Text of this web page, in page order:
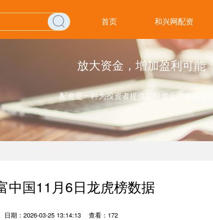
首页 和兴网配资
放大资金，增加盈利可能
配资是一种为投资者提供杠杆资金的金融服
中国11月6日龙虎榜数据
日期：2026-03-25 13:14:13 查看：172